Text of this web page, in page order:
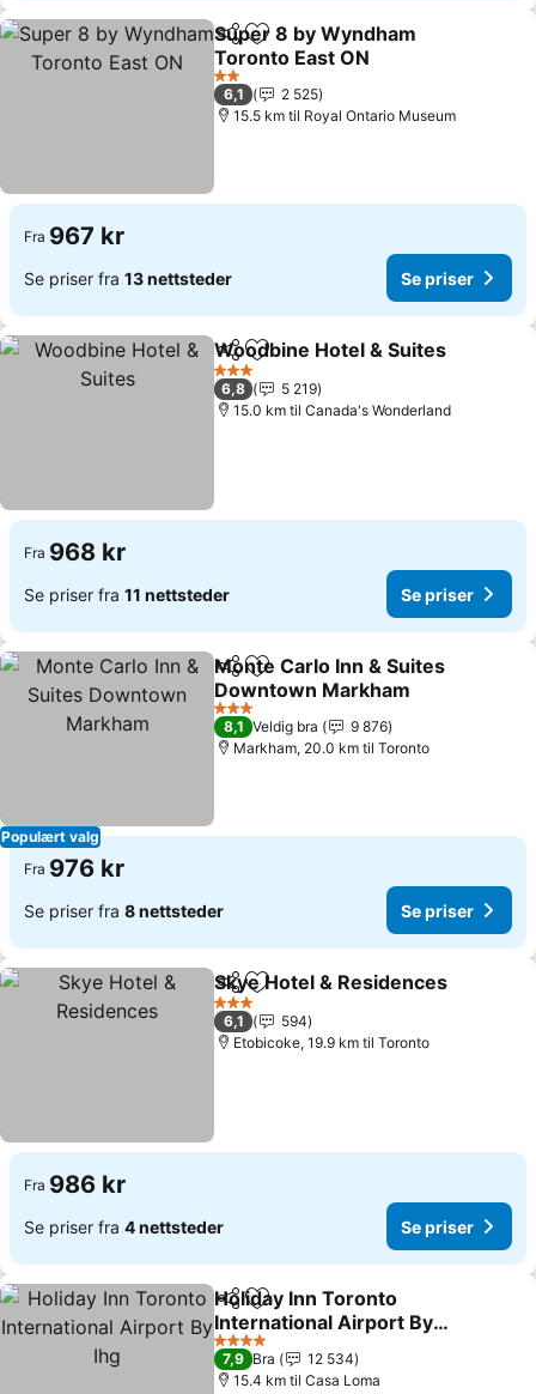
Del Legg til i favoritter
Super 8 by Wyndham
Toronto East ON
2 Stjerner
6,1
2 525
15.5 km til Royal Ontario Museum
Fra 967 kr
Se priser fra 13 nettsteder Se priser
Del Legg til i favoritter
Woodbine Hotel & Suites
3 Stjerner
6,8
5 219
15.0 km til Canada's Wonderland
Fra 968 kr
Se priser fra 11 nettsteder Se priser
Populært valg
Del Legg til i favoritter
Monte Carlo Inn & Suites
Downtown Markham
3 Stjerner
8,1 Veldig bra
9 876
Markham, 20.0 km til Toronto
Fra 976 kr
Se priser fra 8 nettsteder Se priser
Del Legg til i favoritter
Skye Hotel & Residences
3 Stjerner
6,1
594
Etobicoke, 19.9 km til Toronto
Fra 986 kr
Se priser fra 4 nettsteder Se priser
Del Legg til i favoritter
Holiday Inn Toronto
International Airport By
Ihg
4 Stjerner
7,9 Bra
12 534
15.4 km til Casa Loma